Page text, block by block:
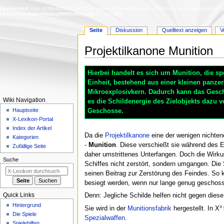
Deprecated : Use of MediaWiki\Skin\Skin::appendSpecialPagesLinkIfAbsent was deprecated
Lexikon/includes/debug/MWDebug.php
Projektilkanone Munition
Zur
Navigation
springen
Zur
Suche
springen
Hierbei handelt es sich um Munition, die
Einheit, bestehend aus einer kleinen
Mikroexplosivkern. Dadurch kann das
es die Schildenergie des Zielobjekts dazu
Geschosse.
Da die Projektilkanoneeine der wenigen
- Munition. Diese verschießt sie während des
daher umstrittenes Unterfangen. Doch die
Schiffes nicht zerstört, sondern umgangen. Die
seinen Beitrag zur Zerstörung des Feindes. So
besiegt werden, wenn nur lange genug
Denn: Jegliche Schilde helfen nicht gegen
Sie wird in der Munitionsfabrik hergestellt. In
Spezialwaffen.
N
a
o
n
Seite Diskussion Quelltext anzeigen
Wiki Navigation
Hauptseite
X-Lexikon-Portal
Index der Artikel
Kategorien
Zufällige Seite
Suche
Quick Links
Hintergrund
Die Spiele